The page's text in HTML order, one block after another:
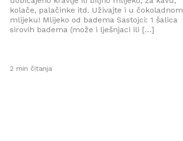
kolače, palačinke itd. Uživajte i u čokoladnom
mlijeku! Mlijeko od badema Sastojci: 1 šalica
sirovih badema (može i lješnjaci ili […]
2 min čitanja